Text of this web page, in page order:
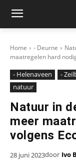
Home - Deurne
maatregelen hard
- Helenaveen -
natuur
Natuur in
meer
volgens
28 juni 2023door Ivo